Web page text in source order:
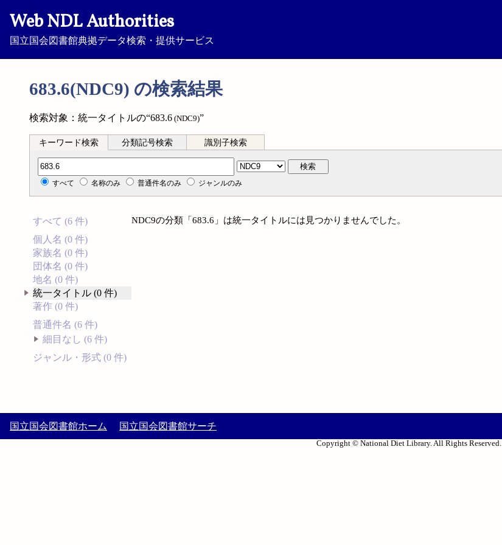
Web NDL Authorities
国立国会図書館典拠データ検索・提供サービス
683.6(NDC9) の検索結果
検索対象：統一タイトルの“683.6 (NDC9)”
キーワード検索 分類記号検索 識別子検索
分類記号検索 検索
すべて 名称のみ 普通件名のみ ジャンルのみ
すべて (6 件)
個人名 (0 件)
家族名 (0 件)
団体名 (0 件)
地名 (0 件)
統一タイトル (0 件)
著作 (0 件)
普通件名 (6 件)
細目なし (6 件)
ジャンル・形式 (0 件)
NDC9の分類「683.6」は統一タイトルには見つかりませんでした。
国立国会図書館ホーム 国立国会図書館サーチ
Copyright © National Diet Library. All Rights Reserved.